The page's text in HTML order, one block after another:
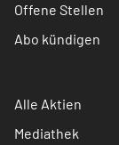
Offene Stellen
Abo kündigen
Alle Aktien
Mediathek